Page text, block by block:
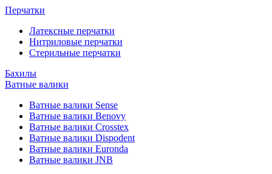
Перчатки
Латексные перчатки
Нитриловые перчатки
Стерильные перчатки
Бахилы
Ватные валики
Ватные валики Sense
Ватные валики Benovy
Ватные валики Crosstex
Ватные валики Dispodent
Ватные валики Euronda
Ватные валики JNB